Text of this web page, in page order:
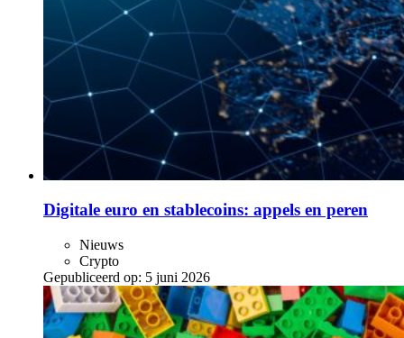
Digitale euro en stablecoins: appels en peren
Nieuws
Crypto
Gepubliceerd op: 5 juni 2026